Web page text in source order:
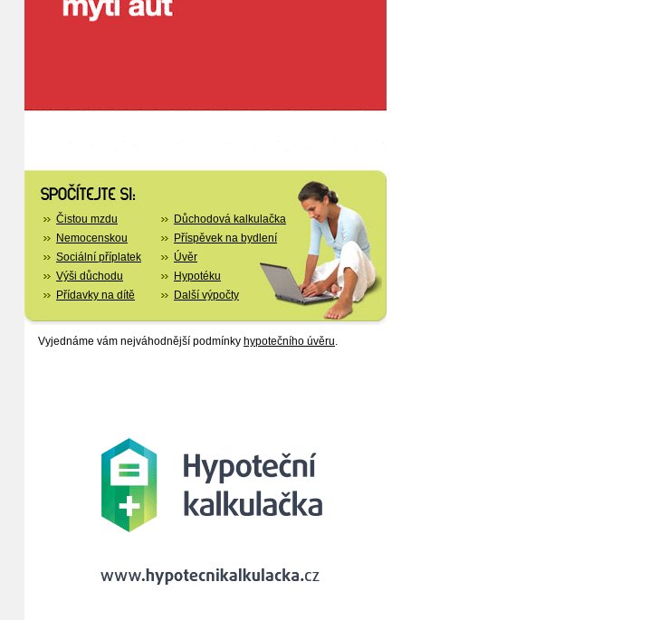
Čistou mzdu
Nemocenskou
Sociální příplatek
Výši důchodu
Přídavky na dítě
Důchodová kalkulačka
Příspěvek na bydlení
Úvěr
Hypotéku
Další výpočty
Vyjednáme vám nejváhodnější podmínky hypotečního úvěru.